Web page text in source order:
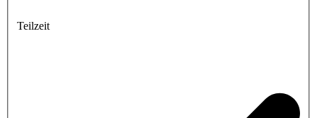
Teilzeit